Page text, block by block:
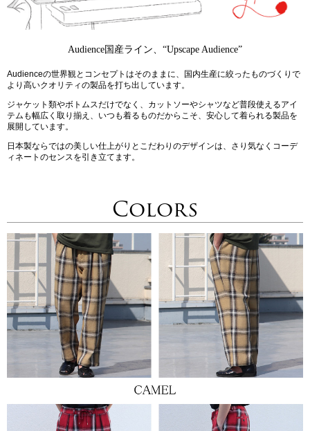
Audience国産ライン、“Upscape Audience”
Audienceの世界観とコンセプトはそのままに、国内生産に絞ったものづくりで
より高いクオリティの製品を打ち出しています。
ジャケット類やボトムスだけでなく、カットソーやシャツなど普段使えるアイ
テムも幅広く取り揃え、いつも着るものだからこそ、安心して着られる製品を
展開しています。
日本製ならではの美しい仕上がりとこだわりのデザインは、さり気なくコーデ
ィネートのセンスを引き立てます。
Colors